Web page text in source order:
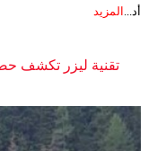
أد... المزيد
تقنية ليزر تكشف